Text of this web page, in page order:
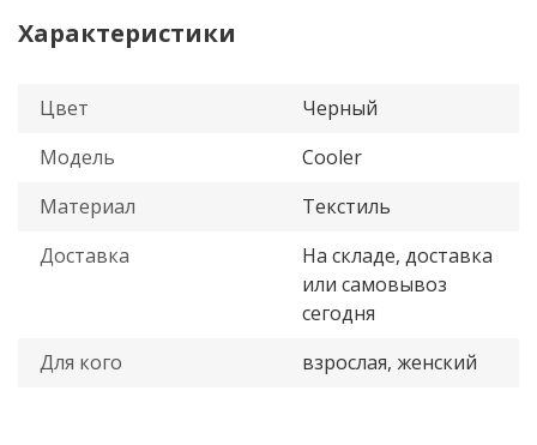
Характеристики
Цвет
Черный
Модель
Cooler
Материал
Текстиль
Доставка
На складе, доставка
или самовывоз
сегодня
Для кого
взрослая, женский